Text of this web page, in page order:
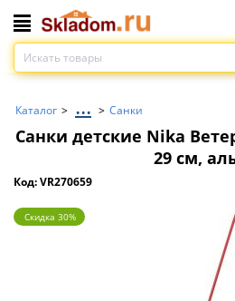
Каталог > ... > Санки
Санки детские Nika
29 см,
Код: VR270659
Скидка 30%